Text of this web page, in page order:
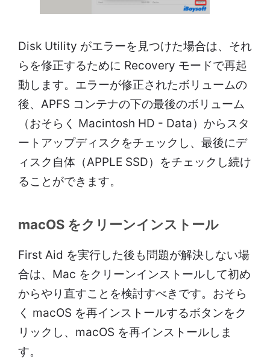
Disk Utility がエラーを見つけた場合は、それ
らを修正するために Recovery モードで再起
動します。エラーが修正されたボリュームの
後、APFS コンテナの下の最後のボリューム
（おそらく Macintosh HD - Data）からスタ
ートアップディスクをチェックし、最後にデ
ィスク自体（APPLE SSD）をチェックし続け
ることができます。
macOS をクリーンインストール
First Aid を実行した後も問題が解決しない場
合は、Mac をクリーンインストールして初め
からやり直すことを検討すべきです。おそら
く macOS を再インストールするボタンをク
リックし、macOS を再インストールしま
す。